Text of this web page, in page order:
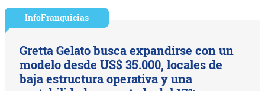
InfoFranquicias
Gretta Gelato busca expandirse con un
modelo desde US$ 35.000, locales de
baja estructura operativa y una